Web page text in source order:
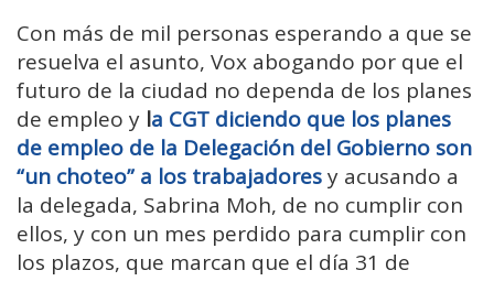
Con más de mil personas esperando a que se
resuelva el asunto, Vox abogando por que el
futuro de la ciudad no dependa de los planes
de empleo y la CGT diciendo que los planes
de empleo de la Delegación del Gobierno son
“un choteo” a los trabajadoresy acusando a
la delegada, Sabrina Moh, de no cumplir con
ellos, y con un mes perdido para cumplir con
los plazos, que marcan que el día 31 de